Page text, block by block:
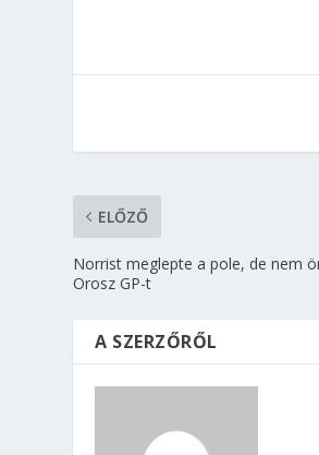
ELŐZŐ
Norrist meglepte a pole, de nem
Orosz GP-t
A SZERZŐRŐL